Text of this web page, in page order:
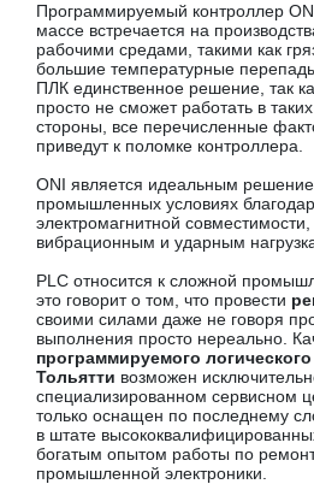
Программируемый контроллер
массе встречается на
рабочими средами, такими как
большие температурные
ПЛК единственное решение, так
просто не сможет работать в
стороны, все перечисленные
приведут к поломке контроллера.
ONI является идеальным
промышленных условиях
электромагнитной
вибрационным и ударным
PLC относится к сложной
это говорит о том, что провести
своими силами даже не говоря
выполнения просто нереально.
программируемого
Тольятти возможен
специализированном сервисном
только оснащен по последнему
в штате
богатым опытом работы по
промышленной электроники.